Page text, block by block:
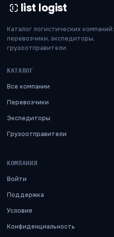
list logist
Каталог логистических компаний:
перевозчики, экспедиторы,
грузоотправители.
КАТАЛОГ
Все компании
Перевозчики
Экспедиторы
Грузоотправители
КОМПАНИЯ
Войти
Поддержка
Условия
Конфиденциальность